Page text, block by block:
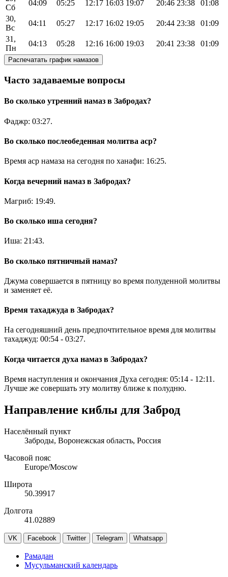
Сб
04:09 05:25 12:17 16:03 19:07 20:46 23:38
01:08
30,
Вс
04:11 05:27 12:17 16:02 19:05 20:44 23:38
01:09
31,
Пн
04:13 05:28 12:16 16:00 19:03 20:41 23:38 01:09
Распечатать график намазов
Часто задаваемые вопросы
Во сколько утренний намаз в Забродах?
Фаджр: 03:27.
Во сколько послеобеденная молитва аср?
Время аср намаза на сегодня по ханафи: 16:25.
Когда вечерний намаз в Забродах?
Магриб: 19:49.
Во сколько иша сегодня?
Иша: 21:43.
Во сколько пятничный намаз?
Джума совершается в пятницу во время полуденной молитвы
и заменяет её.
Время тахаджуда в Забродах?
На сегодняшний день предпочтительное время для молитвы
тахаджуд: 00:54 - 03:27.
Когда читается духа намаз в Забродах?
Время наступления и окончания Духа сегодня: 05:14 - 12:11 .
Лучше же совершать эту молитву ближе к полудню.
Направление киблы для Заброд
Населённый пункт
Заброды, Воронежская область, Россия
Часовой пояс
Europe/Moscow
Широта
50.39917
Долгота
41.02889
VK Facebook Twitter Telegram Whatsapp
Рамадан
Мусульманский календарь